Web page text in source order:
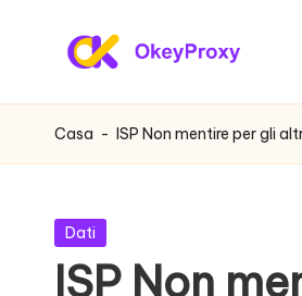
P
r
x
potenti
proxy
HTTP(S)/SOCKS5,
su
prove
Casa - ISP Non mentire per gli
Pubblicato
Dati
ISP Non